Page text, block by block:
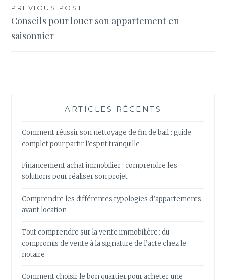
Navigation
de
PREVIOUS POST
Conseils pour louer son appartement en
saisonnier
ARTICLES RÉCENTS
Comment réussir son nettoyage de fin de bail : guide
complet pour partir l’esprit tranquille
Financement achat immobilier : comprendre les
solutions pour réaliser son projet
Comprendre les différentes typologies d’appartements
avant location
Tout comprendre sur la vente immobilière : du
compromis de vente à la signature de l’acte chez le
notaire
Comment choisir le bon quartier pour acheter une